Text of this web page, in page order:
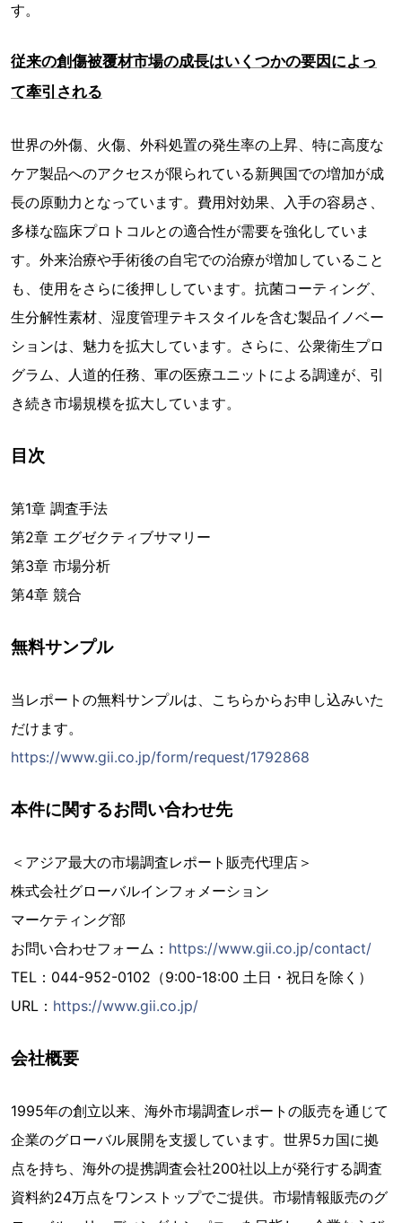
す。
従来の創傷被覆材市場の成長はいくつかの要因によっ
て牽引される
世界の外傷、火傷、外科処置の発生率の上昇、特に高度な
ケア製品へのアクセスが限られている新興国での増加が成
長の原動力となっています。費用対効果、入手の容易さ、
多様な臨床プロトコルとの適合性が需要を強化していま
す。外来治療や手術後の自宅での治療が増加していること
も、使用をさらに後押ししています。抗菌コーティング、
生分解性素材、湿度管理テキスタイルを含む製品イノベー
ションは、魅力を拡大しています。さらに、公衆衛生プロ
グラム、人道的任務、軍の医療ユニットによる調達が、引
き続き市場規模を拡大しています。
目次
第1章 調査手法
第2章 エグゼクティブサマリー
第3章 市場分析
第4章 競合
無料サンプル
当レポートの無料サンプルは、こちらからお申し込みいた
だけます。
https://www.gii.co.jp/form/request/1792868
本件に関するお問い合わせ先
＜アジア最大の市場調査レポート販売代理店＞
株式会社グローバルインフォメーション
マーケティング部
お問い合わせフォーム： https://www.gii.co.jp/contact/
TEL：044-952-0102（9:00-18:00 土日・祝日を除く）
URL： https://www.gii.co.jp/
会社概要
1995年の創立以来、海外市場調査レポートの販売を通じて
企業のグローバル展開を支援しています。世界5カ国に拠
点を持ち、海外の提携調査会社200社以上が発行する調査
資料約24万点をワンストップでご提供。市場情報販売のグ